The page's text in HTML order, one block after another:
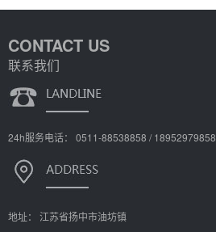
CONTACT US
联系我们
24h服务电话： 0511-88538858 / 18952979858
地址： 江苏省扬中市油坊镇